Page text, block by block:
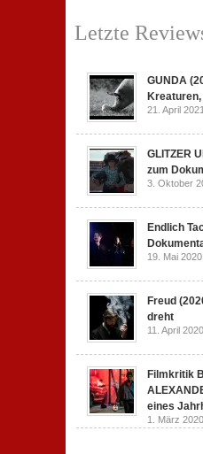
Letzte
GUNDA
21. April
GLITZER
zum
3. Oktober
Endlich
19. Mai 2020,
Freud
dreht
11. April 2020,
Filmkritik
eines
1. März 2020,